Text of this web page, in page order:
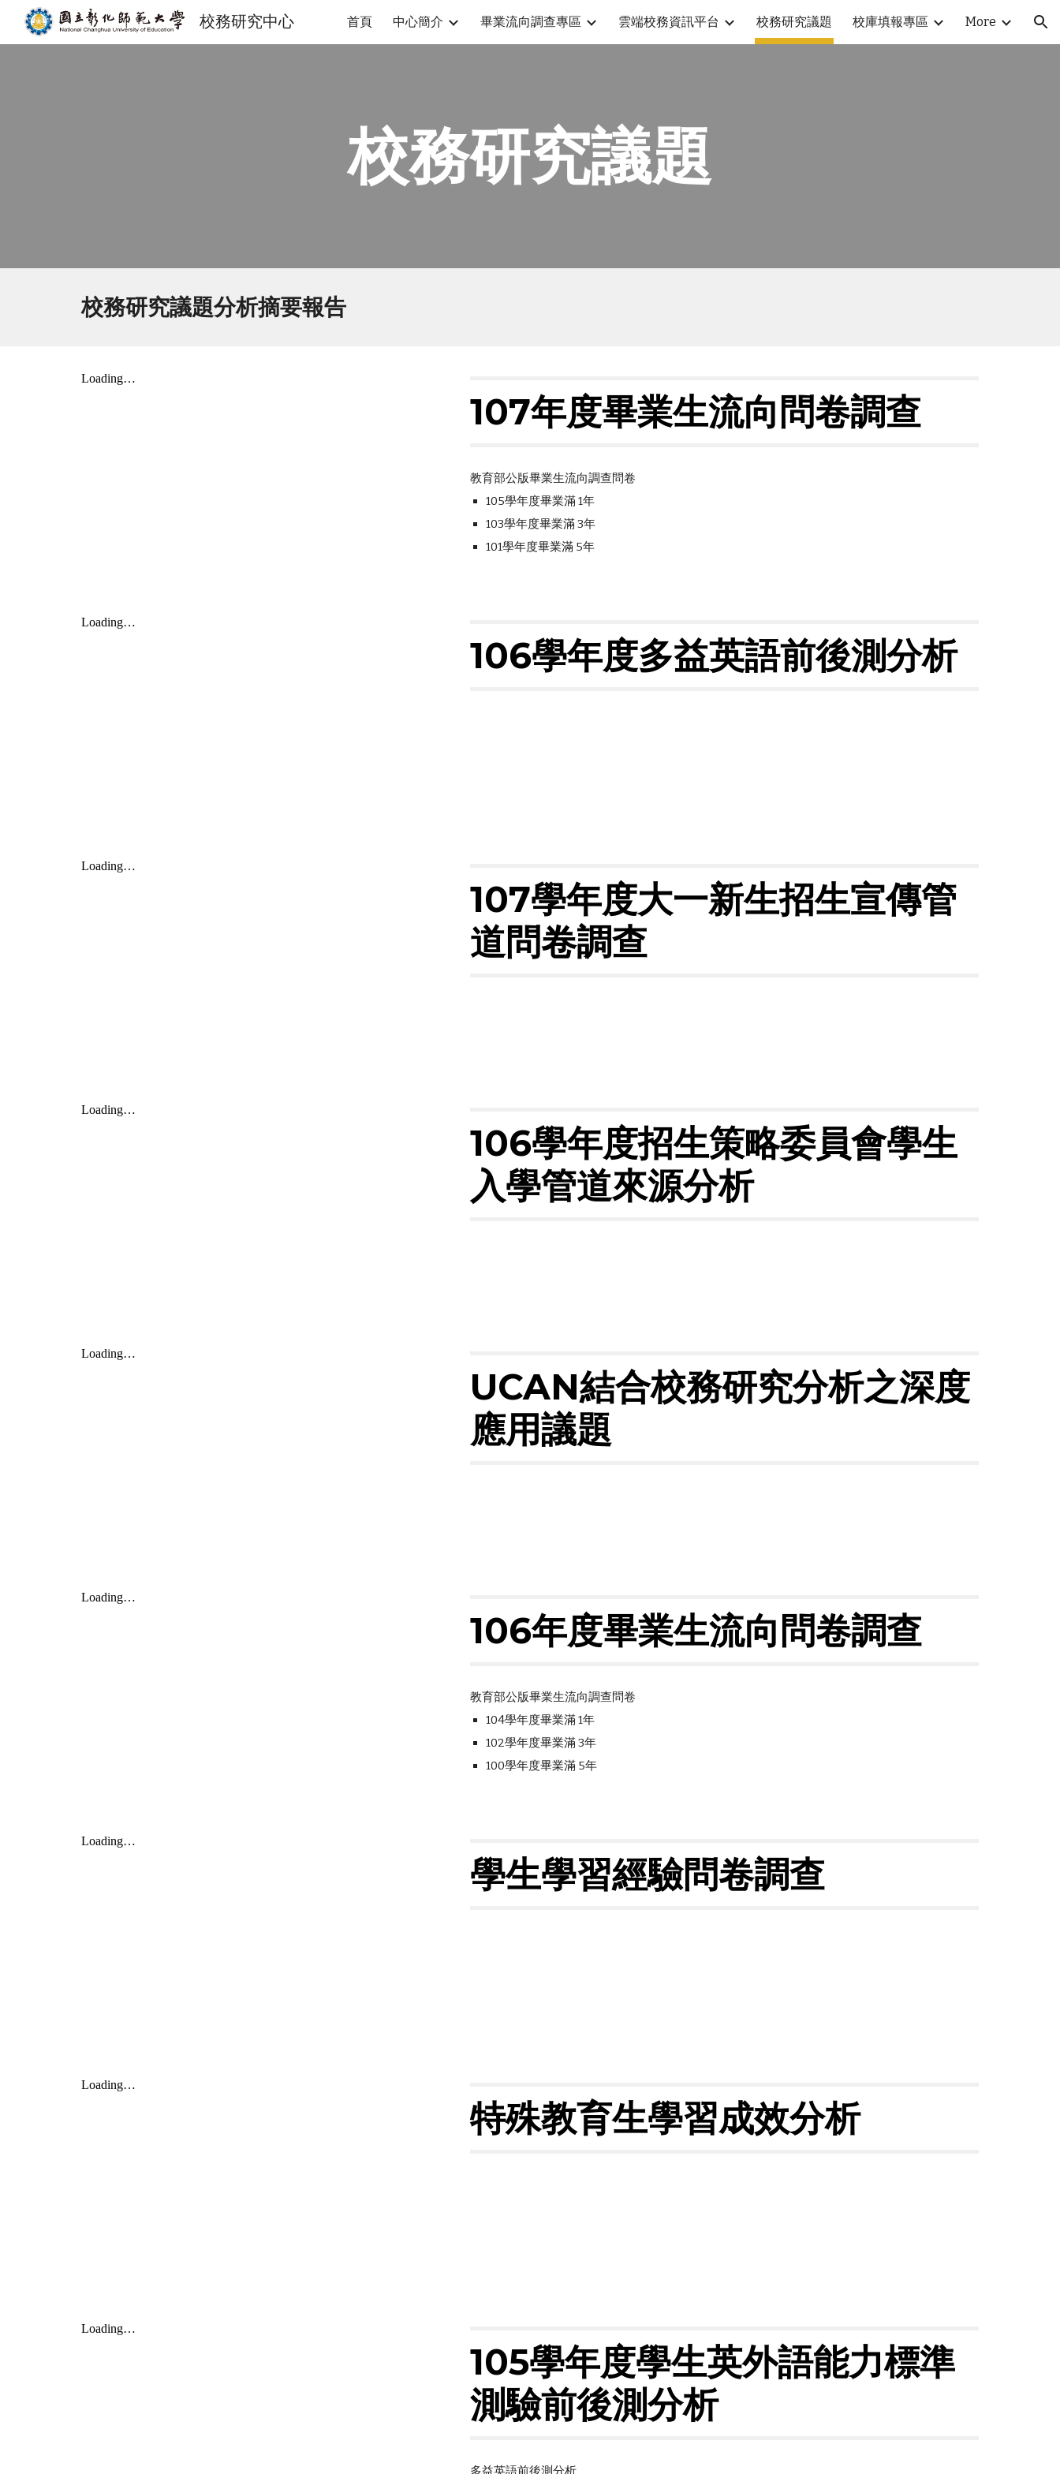
Skip to main content Skip to navigation
校務研究中心 首頁 中心簡介 畢業流向調查專區 雲端校務資訊平台 校務研究議題 校庫填報專區 More
校務研究議題
校務研究議題分析摘要報告
107年度畢業生流向問卷調查
教育部公版畢業生流向調查問卷
105學年度畢業滿 1年
103學年度畢業滿 3年
101學年度畢業滿 5年
106學年度多益英語前後測分析
107學年度大一新生招生宣傳管
道問卷調查
106學年度招生策略委員會學生
入學管道來源分析
UCAN結合校務研究分析之深度
應用議題
106年度畢業生流向問卷調查
教育部公版畢業生流向調查問卷
104學年度畢業滿 1年
102學年度畢業滿 3年
100學年度畢業滿 5年
學生學習經驗問卷調查
特殊教育生學習成效分析
105學年度學生英外語能力標準
測驗前後測分析
多益英語前後測分析